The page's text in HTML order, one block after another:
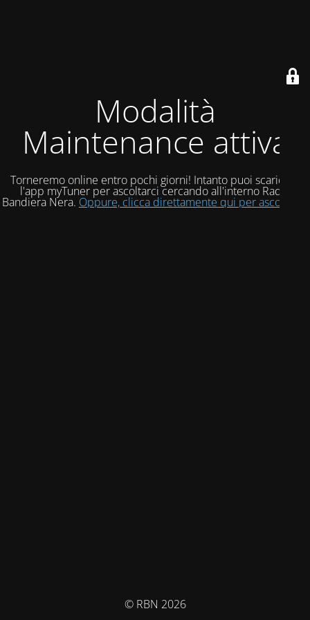
Modalità
Maintenance attiva
Torneremo online entro pochi giorni! Intanto puoi scaricare
l'app myTuner per ascoltarci cercando all'interno Radio
Bandiera Nera. Oppure, clicca direttamente qui per ascoltarci!
© RBN 2026